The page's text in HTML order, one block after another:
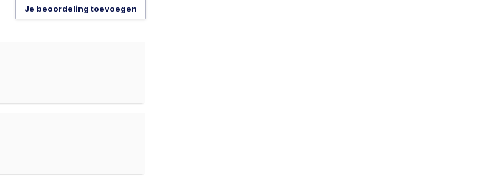
Je beoordeling toevoegen